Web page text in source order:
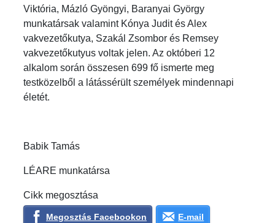
Viktória, Mázló Gyöngyi, Baranyai György
munkatársak valamint Kónya Judit és Alex
vakvezetőkutya, Szakál Zsombor és Remsey
vakvezetőkutyus voltak jelen. Az októberi 12
alkalom során összesen 699 fő ismerte meg
testközelből a látássérült személyek mindennapi
életét.
Babik Tamás
LÉARE munkatársa
Cikk megosztása
Megosztás Facebookon E-mail